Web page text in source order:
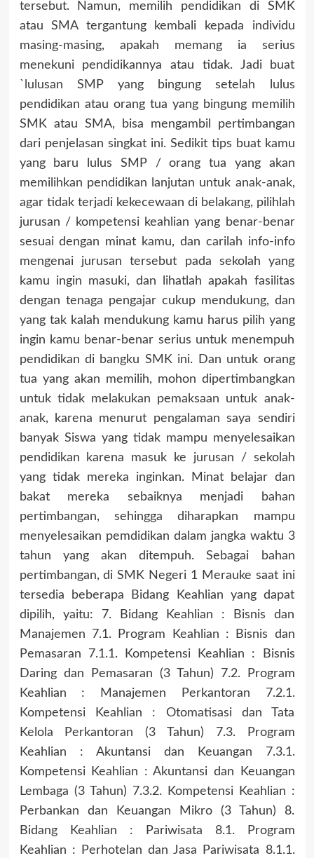
tersebut. Namun, memilih pendidikan di SMK
atau SMA tergantung kembali kepada individu
masing-masing, apakah memang ia serius
menekuni pendidikannya atau tidak. Jadi buat
`lulusan SMP yang bingung setelah lulus
pendidikan atau orang tua yang bingung memilih
SMK atau SMA, bisa mengambil pertimbangan
dari penjelasan singkat ini. Sedikit tips buat kamu
yang baru lulus SMP / orang tua yang akan
memilihkan pendidikan lanjutan untuk anak-anak,
agar tidak terjadi kekecewaan di belakang, pilihlah
jurusan / kompetensi keahlian yang benar-benar
sesuai dengan minat kamu, dan carilah info-info
mengenai jurusan tersebut pada sekolah yang
kamu ingin masuki, dan lihatlah apakah fasilitas
dengan tenaga pengajar cukup mendukung, dan
yang tak kalah mendukung kamu harus pilih yang
ingin kamu benar-benar serius untuk menempuh
pendidikan di bangku SMK ini. Dan untuk orang
tua yang akan memilih, mohon dipertimbangkan
untuk tidak melakukan pemaksaan untuk anak-
anak, karena menurut pengalaman saya sendiri
banyak Siswa yang tidak mampu menyelesaikan
pendidikan karena masuk ke jurusan / sekolah
yang tidak mereka inginkan. Minat belajar dan
bakat mereka sebaiknya menjadi bahan
pertimbangan, sehingga diharapkan mampu
menyelesaikan pemdidikan dalam jangka waktu 3
tahun yang akan ditempuh. Sebagai bahan
pertimbangan, di SMK Negeri 1 Merauke saat ini
tersedia beberapa Bidang Keahlian yang dapat
dipilih, yaitu: 7. Bidang Keahlian : Bisnis dan
Manajemen 7.1. Program Keahlian : Bisnis dan
Pemasaran 7.1.1. Kompetensi Keahlian : Bisnis
Daring dan Pemasaran (3 Tahun) 7.2. Program
Keahlian : Manajemen Perkantoran 7.2.1.
Kompetensi Keahlian : Otomatisasi dan Tata
Kelola Perkantoran (3 Tahun) 7.3. Program
Keahlian : Akuntansi dan Keuangan 7.3.1.
Kompetensi Keahlian : Akuntansi dan Keuangan
Lembaga (3 Tahun) 7.3.2. Kompetensi Keahlian :
Perbankan dan Keuangan Mikro (3 Tahun) 8.
Bidang Keahlian : Pariwisata 8.1. Program
Keahlian : Perhotelan dan Jasa Pariwisata 8.1.1.